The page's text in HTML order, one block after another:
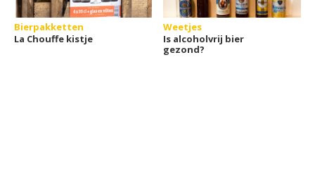
Bierpakketten
La Chouffe kistje
Weetjes
Is alcoholvrij bier
gezond?